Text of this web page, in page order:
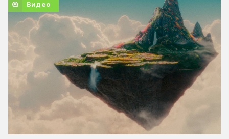
Видео